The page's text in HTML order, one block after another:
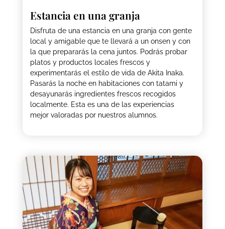
Estancia en una granja
Disfruta de una estancia en una granja con gente
local y amigable que te llevará a un onsen y con
la que prepararás la cena juntos. Podrás probar
platos y productos locales frescos y
experimentarás el estilo de vida de Akita Inaka.
Pasarás la noche en habitaciones con tatami y
desayunarás ingredientes frescos recogidos
localmente. Esta es una de las experiencias
mejor valoradas por nuestros alumnos.